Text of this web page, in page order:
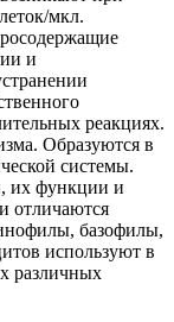
мкл.
и
реакциях.
Образуются в
системы.
их функции и
отличаются
базофилы,
используют в
различных